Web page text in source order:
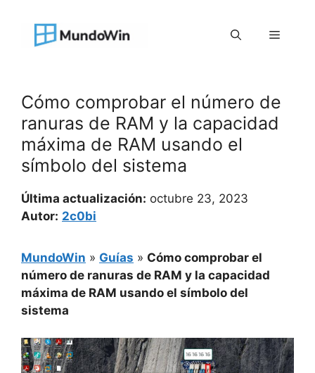
contenido
Menú
Cómo comprobar el número de
ranuras de RAM y la capacidad
máxima de RAM usando el
símbolo del sistema
Última actualización: octubre 23, 2023
Autor: 2c0bi
MundoWin » Guías » Cómo comprobar el
número de ranuras de RAM y la capacidad
máxima de RAM usando el símbolo del
sistema